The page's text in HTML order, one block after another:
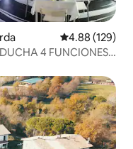
Calificación
4.88 (129)
4 FUNCIONES